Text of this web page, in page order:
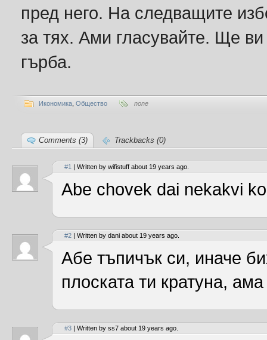
пред него. На следващите
за тях. Ами гласувайте. Ще
гърба.
Икономика Общество none
Comments (3) Trackbacks (0)
#1 | Written by wifistuff about 19 years ago.
Abe chovek dai nekakvi
#2 | Written by dani about 19 years ago.
Абе тъпичък си, иначе
плоската ти кратуна,
#3 | Written by ss7 about 19 years ago.